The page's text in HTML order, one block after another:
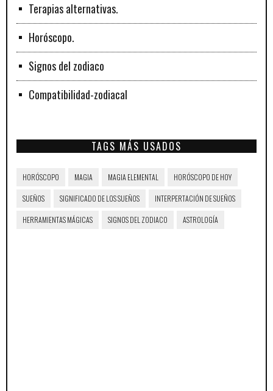
Terapias alternativas.
Horóscopo.
Signos del zodiaco
Compatibilidad-zodiacal
TAGS MÁS USADOS
HORÓSCOPO MAGIA MAGIA ELEMENTAL HORÓSCOPO DE HOY
SUEÑOS SIGNIFICADO DE LOS SUEÑOS INTERPERTACIÓN DE SUEÑOS
HERRAMIENTAS MÁGICAS SIGNOS DEL ZODIACO ASTROLOGÍA